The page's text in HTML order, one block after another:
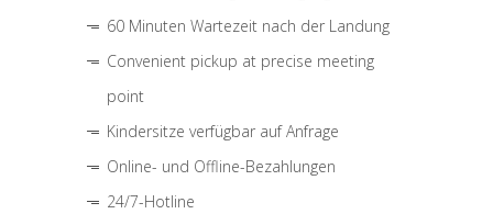
60 Minuten Wartezeit nach der Landung
Convenient pickup at precise meeting
point
Kindersitze verfügbar auf Anfrage
Online- und Offline-Bezahlungen
24/7-Hotline